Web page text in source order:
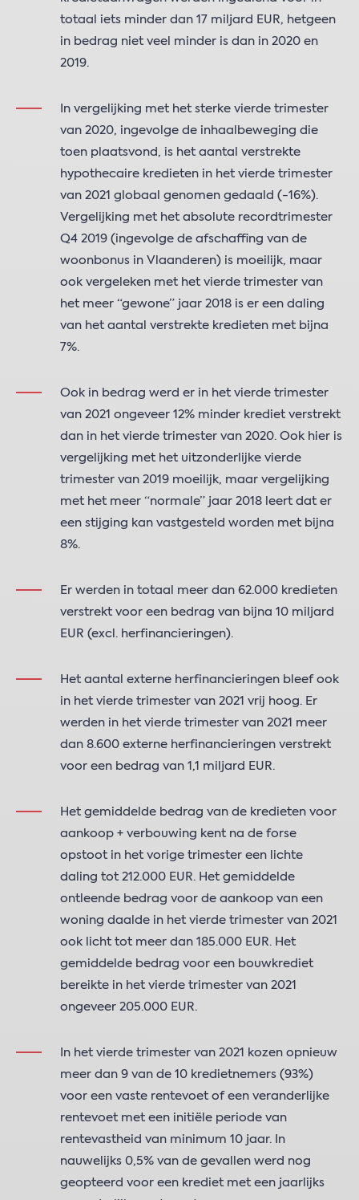
totaal iets minder dan 17 miljard EUR, hetgeen
in bedrag niet veel minder is dan in 2020 en
2019.
In vergelijking met het sterke vierde trimester
van 2020, ingevolge de inhaalbeweging die
toen plaatsvond, is het aantal verstrekte
hypothecaire kredieten in het vierde trimester
van 2021 globaal genomen gedaald (-16%).
Vergelijking met het absolute recordtrimester
Q4 2019 (ingevolge de afschaffing van de
woonbonus in Vlaanderen) is moeilijk, maar
ook vergeleken met het vierde trimester van
het meer “gewone” jaar 2018 is er een daling
van het aantal verstrekte kredieten met bijna
7%.
Ook in bedrag werd er in het vierde trimester
van 2021 ongeveer 12% minder krediet verstrekt
dan in het vierde trimester van 2020. Ook hier is
vergelijking met het uitzonderlijke vierde
trimester van 2019 moeilijk, maar vergelijking
met het meer “normale” jaar 2018 leert dat er
een stijging kan vastgesteld worden met bijna
8%.
Er werden in totaal meer dan 62.000 kredieten
verstrekt voor een bedrag van bijna 10 miljard
EUR (excl. herfinancieringen).
Het aantal externe herfinancieringen bleef ook
in het vierde trimester van 2021 vrij hoog. Er
werden in het vierde trimester van 2021 meer
dan 8.600 externe herfinancieringen verstrekt
voor een bedrag van 1,1 miljard EUR.
Het gemiddelde bedrag van de kredieten voor
aankoop + verbouwing kent na de forse
opstoot in het vorige trimester een lichte
daling tot 212.000 EUR. Het gemiddelde
ontleende bedrag voor de aankoop van een
woning daalde in het vierde trimester van 2021
ook licht tot meer dan 185.000 EUR. Het
gemiddelde bedrag voor een bouwkrediet
bereikte in het vierde trimester van 2021
ongeveer 205.000 EUR.
In het vierde trimester van 2021 kozen opnieuw
meer dan 9 van de 10 kredietnemers (93%)
voor een vaste rentevoet of een veranderlijke
rentevoet met een initiële periode van
rentevastheid van minimum 10 jaar. In
nauwelijks 0,5% van de gevallen werd nog
geopteerd voor een krediet met een jaarlijks